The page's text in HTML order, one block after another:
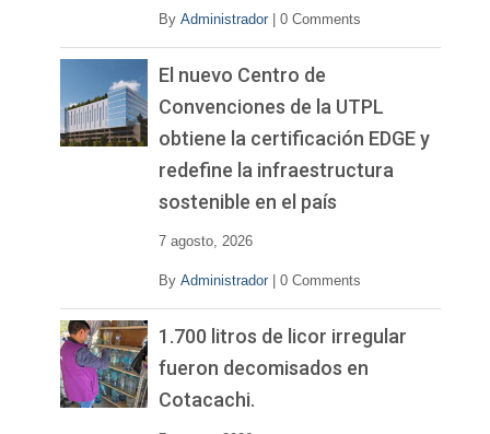
By Administrador 0 Comments
El nuevo Centro de
Convenciones de la UTPL
obtiene la certificación EDGE y
redefine la infraestructura
sostenible en el país
7 agosto, 2026
By Administrador 0 Comments
1.700 litros de licor irregular
fueron decomisados en
Cotacachi.